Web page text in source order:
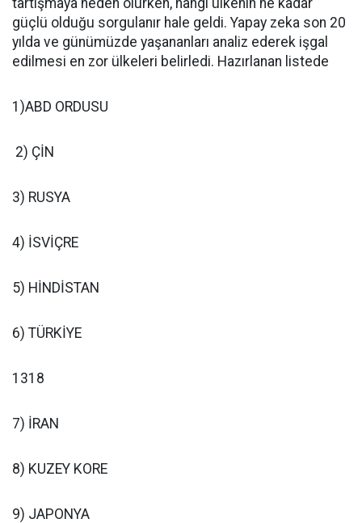
tartışmaya neden olurken, hangi ülkenin ne kadar
güçlü olduğu sorgulanır hale geldi. Yapay zeka son 20
yılda ve günümüzde yaşananları analiz ederek işgal
edilmesi en zor ülkeleri belirledi. Hazırlanan listede
1)ABD ORDUSU
2) ÇİN
3) RUSYA
4) İSVİÇRE
5) HİNDİSTAN
6) TÜRKİYE
1318
7) İRAN
8) KUZEY KORE
9) JAPONYA